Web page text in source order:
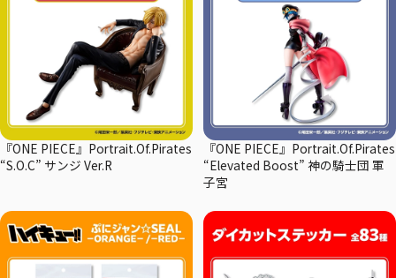
『ONE PIECE』Portrait.Of.Pirates
“S.O.C” サンジ Ver.R
『ONE PIECE』Portrait.Of.Pirates
“Elevated Boost” 神の騎士団 軍
子宮